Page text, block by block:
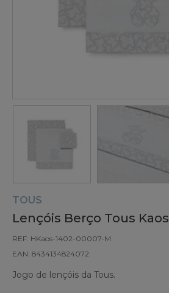
TOUS
Lençóis Berço Tous Kaos
REF: HKaos-1402-00007-M
EAN: 8434134824072
Jogo de lençóis da Tous.